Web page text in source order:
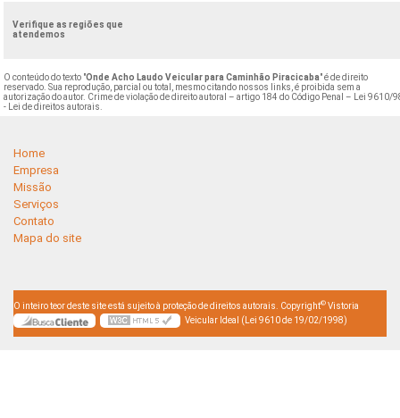
Verifique as regiões que
atendemos
O conteúdo do texto "Onde Acho Laudo Veicular para Caminhão Piracicaba" é de direito
reservado. Sua reprodução, parcial ou total, mesmo citando nossos links, é proibida sem a
autorização do autor. Crime de violação de direito autoral – artigo 184 do Código Penal –
Lei 9610/
- Lei de direitos autorais
Home
Empresa
Missão
Serviços
Contato
Mapa do site
O inteiro teor deste site está sujeito à proteção de direitos autorais. Copyright© Vistoria
Veicular Ideal (Lei 9610 de 19/02/1998)